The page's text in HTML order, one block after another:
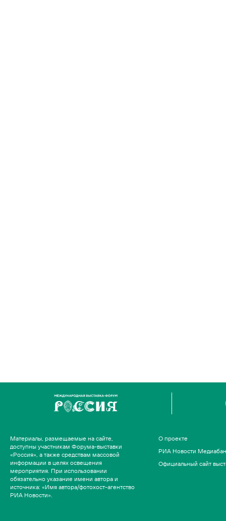
Материалы, размещаемые на сайте,
доступны участникам Форума-выставки
«Россия», а также средствам массовой
информации в целях освещения
мероприятия. При использовании
обязательно указание имени автора и
источника: «Имя автора/фотохост-агентство
РИА Новости».
О проекте
РИА Новости
Официальный сайт